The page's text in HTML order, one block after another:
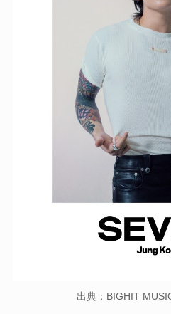
出典：BIGHIT